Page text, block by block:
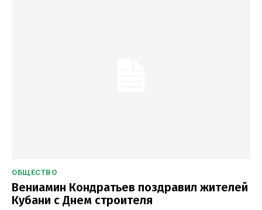
ОБЩЕСТВО
Вениамин Кондратьев поздравил жителей
Кубани с Днем строителя